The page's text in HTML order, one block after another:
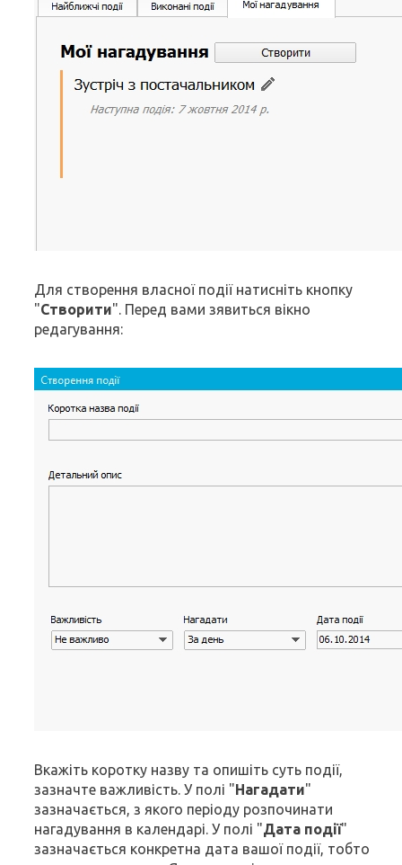
Для створення власної події натисніть кнопку
"Створити". Перед вами зявиться вікно
редагування:
Вкажіть коротку назву та опишіть суть події,
зазначте важливість. У полі "Нагадати"
зазначається, з якого періоду розпочинати
нагадування в календарі. У полі "Дата події"
зазначається конкретна дата вашої події, тобто